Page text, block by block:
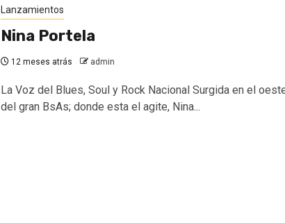
Lanzamientos
Nina Portela
12 meses atrás admin
La Voz del Blues, Soul y Rock Nacional Surgida en el
del gran BsAs; donde esta el agite, Nina...